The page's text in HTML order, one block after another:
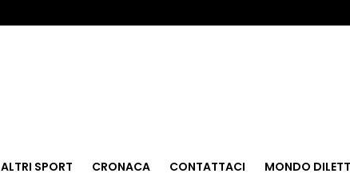
ALTRI SPORT CRONACA CONTATTACI MONDO